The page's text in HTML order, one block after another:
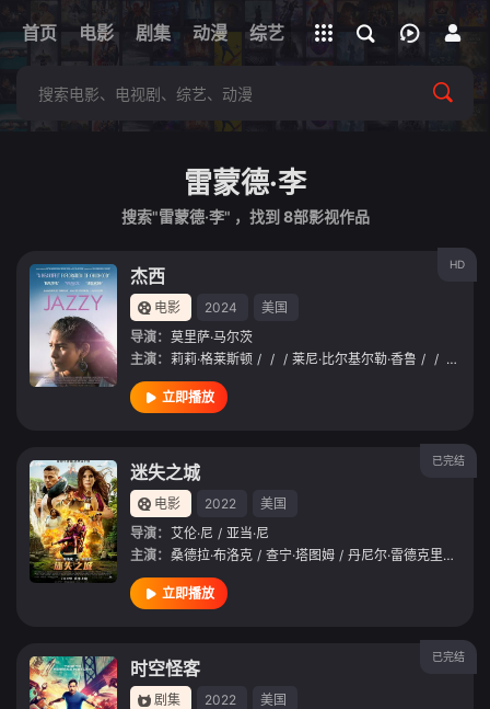
首页 电影 剧集 动漫 综艺 短剧 直播 APP
下载客户端
立即登录
雷蒙德·李
搜索"雷蒙德·李" ，找到 8部影视作品
HD
杰西
电影 2024
美国
导演： 莫里萨·马尔茨
主演： 莉莉·格莱斯顿 / / / 莱尼·比尔基尔勒·香鲁 / /
立即播放
已完结
迷失之城
电影 2022
美国
导演： 艾伦·尼 / 亚当·尼
主演： 桑德拉·布洛克 / 查宁·塔图姆 / 丹尼尔·雷德克里夫
立即播放
已完结
时空怪客
剧集 2022
美国